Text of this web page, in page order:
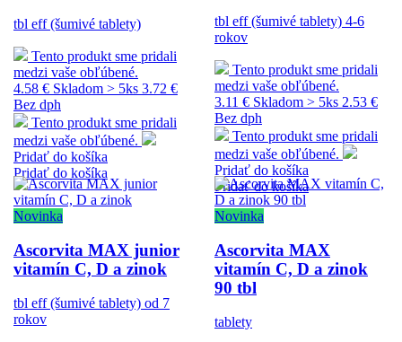
tbl eff (šumivé tablety)
Tento produkt sme pridali
medzi vaše obľúbené.
4.58 € Skladom > 5ks 3.72 €
Bez dph
Tento produkt sme pridali
medzi vaše obľúbené.
Pridať do košíka
Pridať do košíka
tbl eff (šumivé tablety) 4-6
rokov
Tento produkt sme pridali
medzi vaše obľúbené.
3.11 € Skladom > 5ks 2.53 €
Bez dph
Tento produkt sme pridali
medzi vaše obľúbené.
Pridať do košíka
Pridať do košíka
Novinka
Ascorvita MAX junior
vitamín C, D a zinok
tbl eff (šumivé tablety) od 7
rokov
Novinka
Ascorvita MAX
vitamín C, D a zinok
90 tbl
tablety